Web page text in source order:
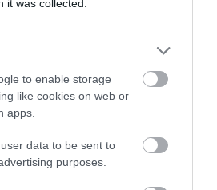
it was collected.
to enable storage
like cookies on web or
apps.
data to be sent to
purposes.